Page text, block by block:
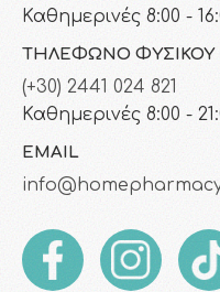
Καθημερινές 8:00 -
ΤΗΛΈΦΩΝΟ ΦΥΣΙΚΟΎ
(+30) 2441 024 821
Καθημερινές 8:00 -
EMAIL